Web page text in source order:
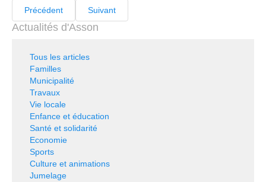
Précédent Suivant
Actualités d'Asson
Tous les articles
Familles
Municipalité
Travaux
Vie locale
Enfance et éducation
Santé et solidarité
Economie
Sports
Culture et animations
Jumelage